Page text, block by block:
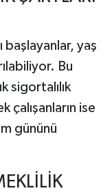
yaş
Bu
sigortalılık
çalışanların ise
gününü